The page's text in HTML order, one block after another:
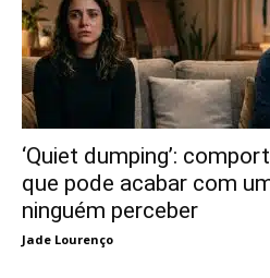
‘Quiet dumping’:
que pode acabar com
ninguém perceber
Jade Lourenço